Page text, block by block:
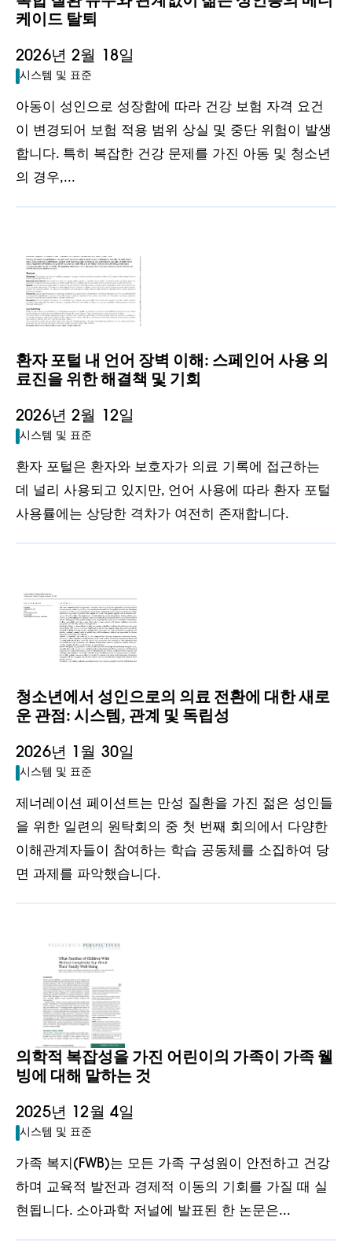
케이드 탈퇴
2026년 2월 18일
시스템 및 표준
아동이 성인으로 성장함에 따라 건강 보험 자격 요건
이 변경되어 보험 적용 범위 상실 및 중단 위험이 발생
합니다. 특히 복잡한 건강 문제를 가진 아동 및 청소년
의 경우,...
환자 포털 내 언어 장벽 이해: 스페인어 사용 의
료진을 위한 해결책 및 기회
2026년 2월 12일
시스템 및 표준
환자 포털은 환자와 보호자가 의료 기록에 접근하는
데 널리 사용되고 있지만, 언어 사용에 따라 환자 포털
사용률에는 상당한 격차가 여전히 존재합니다.
청소년에서 성인으로의 의료 전환에 대한 새로
운 관점: 시스템, 관계 및 독립성
2026년 1월 30일
시스템 및 표준
제너레이션 페이션트는 만성 질환을 가진 젊은 성인들
을 위한 일련의 원탁회의 중 첫 번째 회의에서 다양한
이해관계자들이 참여하는 학습 공동체를 소집하여 당
면 과제를 파악했습니다.
의학적 복잡성을 가진 어린이의 가족이 가족 웰
빙에 대해 말하는 것
2025년 12월 4일
시스템 및 표준
가족 복지(FWB)는 모든 가족 구성원이 안전하고 건강
하며 교육적 발전과 경제적 이동의 기회를 가질 때 실
현됩니다. 소아과학 저널에 발표된 한 논문은...